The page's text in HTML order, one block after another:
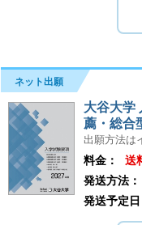
ネット出願
大谷大学
薦・総合
出願方法は
料金：
送
発送方法：
発送予定日